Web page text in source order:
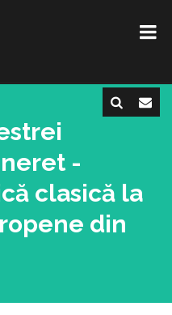
-
clasică la
din